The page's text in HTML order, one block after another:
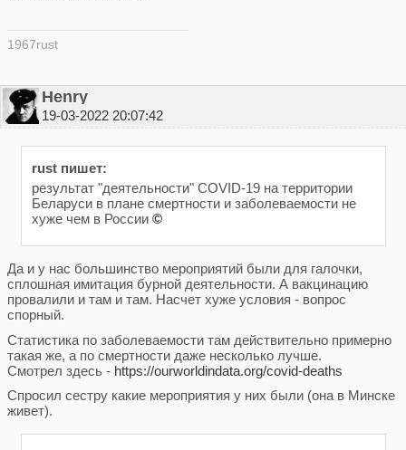
1967rust
Henry
19-03-2022 20:07:42
rust пишет:
результат "деятельности" COVID-19 на территории
Беларуси в плане смертности и заболеваемости не
хуже чем в России ©
Да и у нас большинство мероприятий были для галочки,
сплошная имитация бурной деятельности. А вакцинацию
провалили и там и там. Насчет хуже условия - вопрос
спорный.
Статистика по заболеваемости там действительно примерно
такая же, а по смертности даже несколько лучше.
Смотрел здесь - https://ourworldindata.org/covid-deaths
Спросил сестру какие мероприятия у них были (она в Минске
живет).